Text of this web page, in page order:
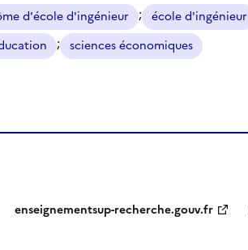
d'école d'ingénieur ; école d'ingénieur
; sciences économiques
enseignementsup-recherche.gouv.fr